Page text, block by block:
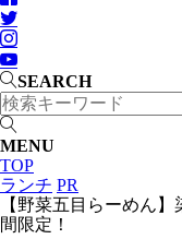
SEARCH
MENU
TOP
ランチ PR
【野菜五目らーめん
間限定！